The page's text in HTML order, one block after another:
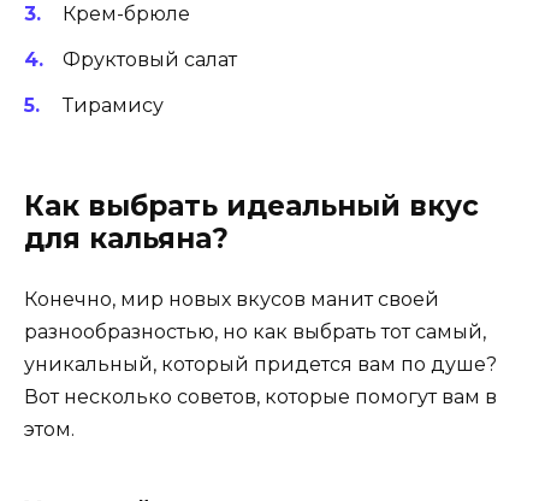
Крем-брюле
Фруктовый салат
Тирамису
Как выбрать идеальный вкус
для кальяна?
Конечно, мир новых вкусов манит своей
разнообразностью, но как выбрать тот самый,
уникальный, который придется вам по душе?
Вот несколько советов, которые помогут вам в
этом.